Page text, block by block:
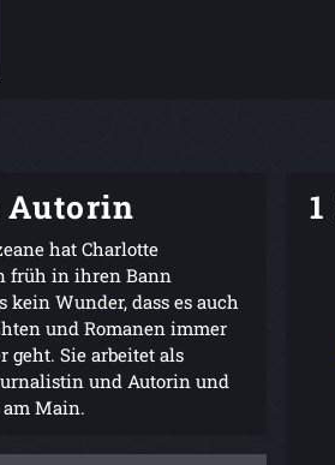
Autorin
hat Charlotte
früh in ihren Bann
kein Wunder, dass es auch
und Romanen immer
geht. Sie arbeitet als
und Autorin und
Main.